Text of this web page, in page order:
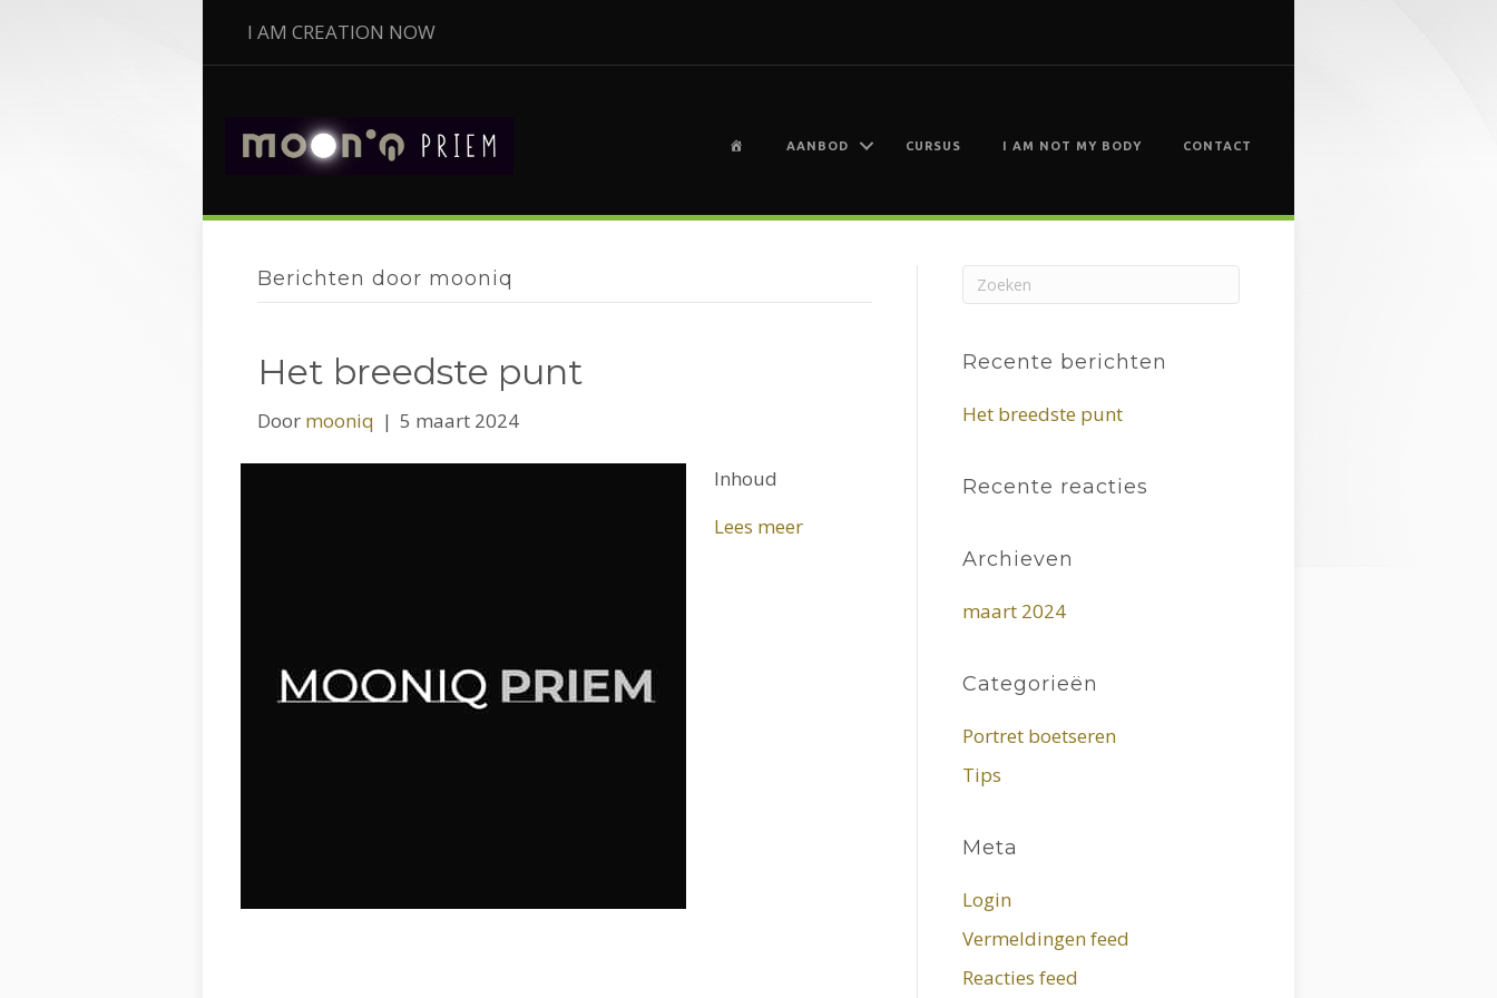
I AM CREATION NOW
AANBOD CURSUS I AM NOT MY BODY CONTACT
Berichten door mooniq
Het breedste punt
Door mooniq | 5 maart 2024
Inhoud
Lees meer
Recente berichten
Het breedste punt
Recente reacties
Archieven
maart 2024
Categorieën
Portret boetseren
Tips
Meta
Login
Vermeldingen feed
Reacties feed